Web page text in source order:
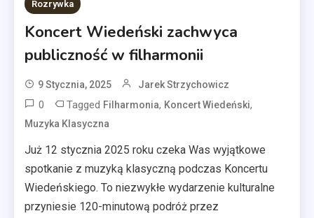
Rozrywka
Koncert Wiedeński zachwyca
publiczność w filharmonii
9 Stycznia, 2025 Jarek Strzychowicz
0 Tagged Filharmonia, Koncert Wiedeński,
Muzyka Klasyczna
Już 12 stycznia 2025 roku czeka Was wyjątkowe
spotkanie z muzyką klasyczną podczas Koncertu
Wiedeńskiego. To niezwykłe wydarzenie kulturalne
przyniesie 120-minutową podróż przez